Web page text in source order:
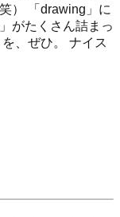
） 「drawing」に
がたくさん詰まっ
、ぜひ。 ナイス